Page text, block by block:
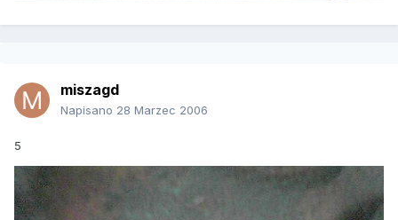
miszagd
Napisano 28 Marzec 2006
5